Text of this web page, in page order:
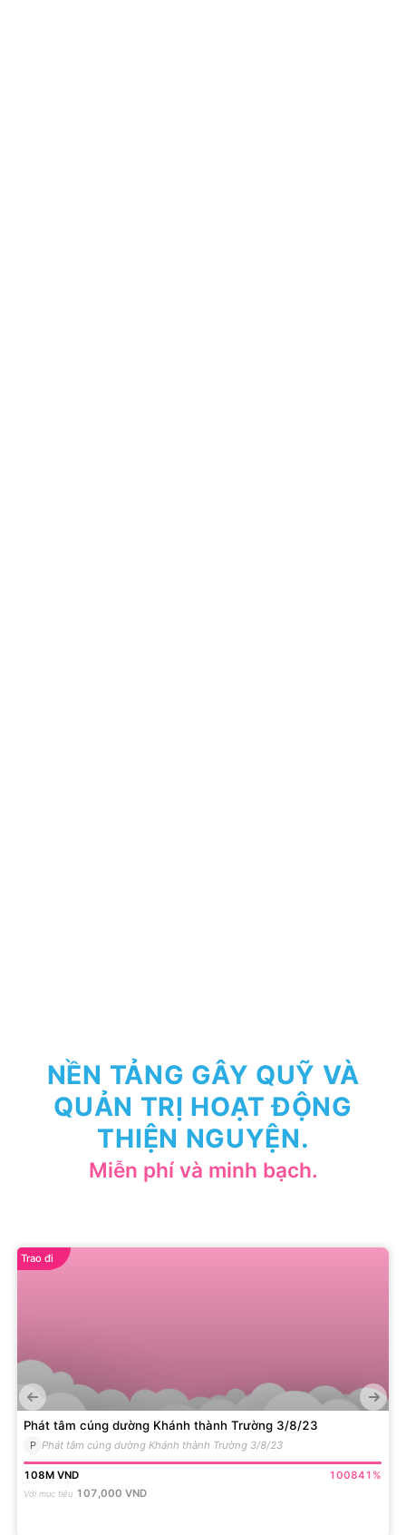
NỀN TẢNG GÂY QUỸ VÀ
QUẢN TRỊ HOẠT ĐỘNG
THIỆN NGUYỆN.
Miễn phí và minh bạch.
Trao đi
Phát tâm cúng dường Khánh thành Trường 3/8/23
P Phát tâm cúng dường Khánh thành Trường 3/8/23
108M VND 100841 %
Với mục tiêu 107,000 VND